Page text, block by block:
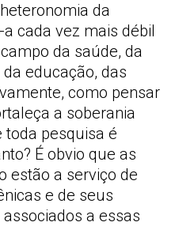
da
cada vez mais débil
da saúde, da
educação, das
como pensar
a soberania
pesquisa é
É obvio que as
estão a serviço de
e de seus
a essas